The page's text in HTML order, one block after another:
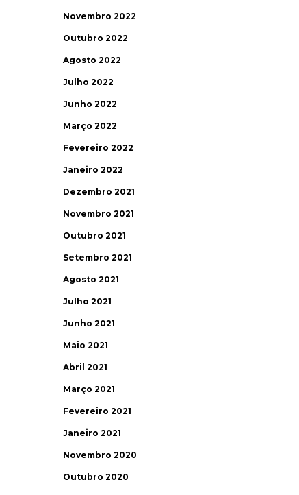
Novembro 2022
Outubro 2022
Agosto 2022
Julho 2022
Junho 2022
Março 2022
Fevereiro 2022
Janeiro 2022
Dezembro 2021
Novembro 2021
Outubro 2021
Setembro 2021
Agosto 2021
Julho 2021
Junho 2021
Maio 2021
Abril 2021
Março 2021
Fevereiro 2021
Janeiro 2021
Novembro 2020
Outubro 2020